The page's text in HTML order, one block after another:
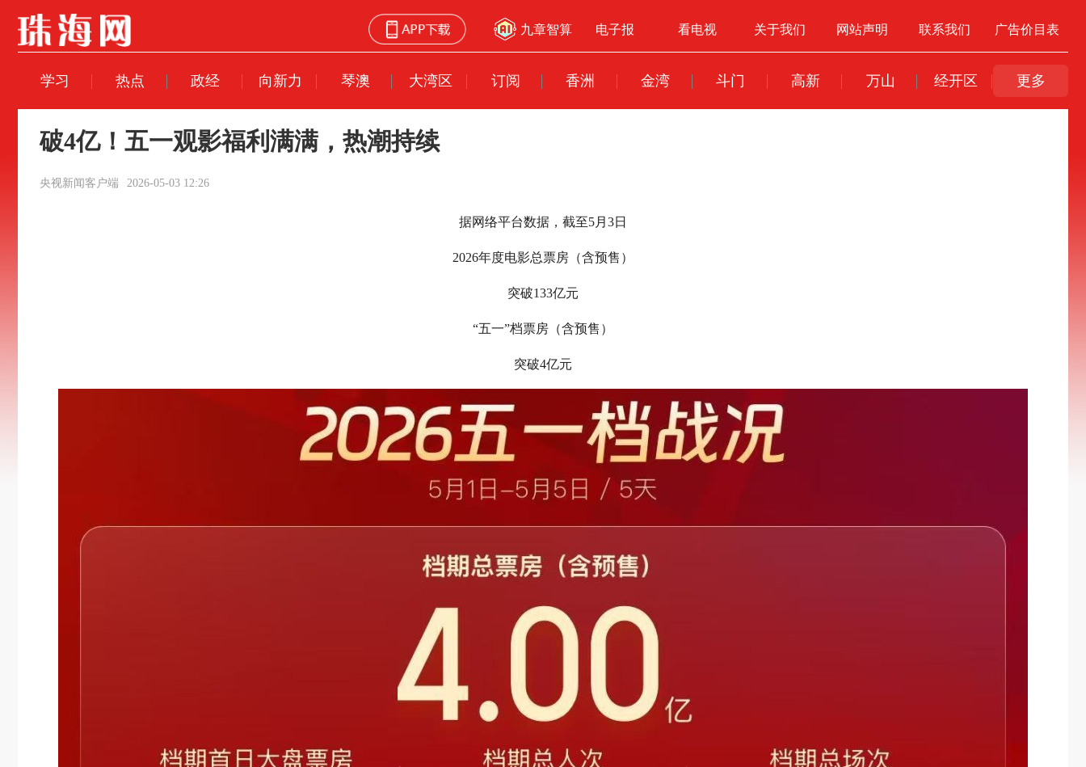
九章智算 电子报 看电视 关于我们 网站声明 联系我们 广告价目表
学习 热点 政经 向新力 琴澳 大湾区 订阅 香洲 金湾 斗门 高新 万山 经开区 更多
破4亿！五一观影福利满满，热潮持续
央视新闻客户端 2026-05-03 12:26
据网络平台数据，截至5月3日
2026年度电影总票房（含预售）
突破133亿元
“五一”档票房（含预售）
突破4亿元